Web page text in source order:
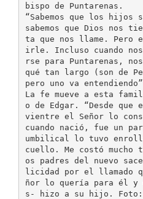
bispo de Puntarenas.
“Sabemos que los hijos
sabemos que Dios nos
ta que nos llame. Pero
irle. Incluso cuando
rse para Puntarenas,
qué tan largo (son de
pero uno va
La fe mueve a esta
o de Edgar. “Desde que
vientre el Señor lo
cuando nació, fue un
umbilical lo tuvo
cuello. Me costó
os padres del nuevo
licidad por el llamado
ñor lo quería para él y
s- hizo a su hijo. Foto: